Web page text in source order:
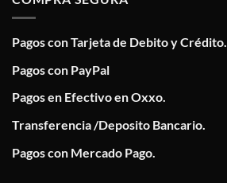
Pagos con Tarjeta de Debito y Crédito.
Pagos con PayPal
Pagos en Efectivo en Oxxo.
Transferencia /Deposito Bancario.
Pagos con Mercado Pago.